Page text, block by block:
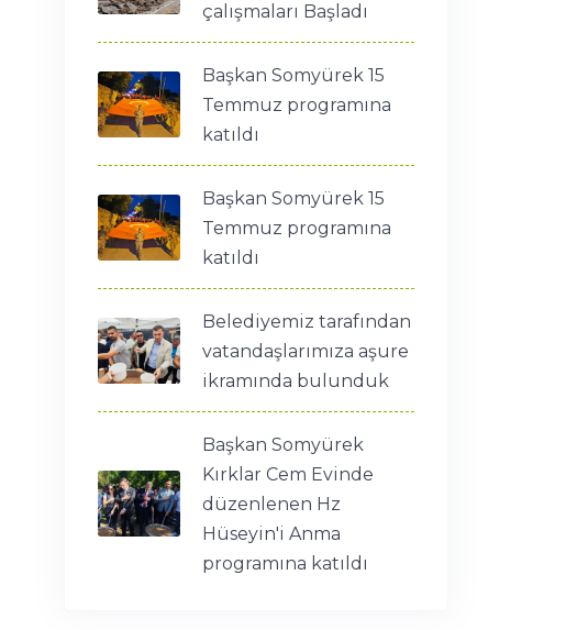
çalışmaları Başladı
Başkan Somyürek 15
Temmuz programına
katıldı
Başkan Somyürek 15
Temmuz programına
katıldı
Belediyemiz tarafından
vatandaşlarımıza aşure
ikramında bulunduk
Başkan Somyürek
Kırklar Cem Evinde
düzenlenen Hz
Hüseyin'i Anma
programına katıldı